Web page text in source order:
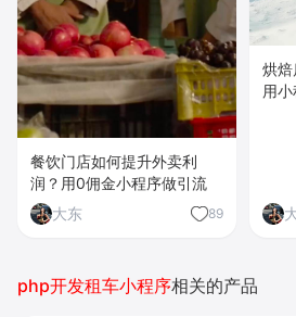
餐饮门店如何提升外卖利
润？用0佣金小程序做引流
大东
89
烘
用
php开发租车小程序相关的产品